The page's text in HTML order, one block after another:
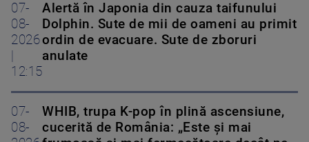
07-
08-
2026
12:15
Alertă în Japonia din cauza taifunului
Dolphin. Sute de mii de oameni au primit
ordin de evacuare. Sute de zboruri
anulate
07-
08-
WHIB, trupa K-pop în plină ascensiune,
cucerită de România: „Este și mai